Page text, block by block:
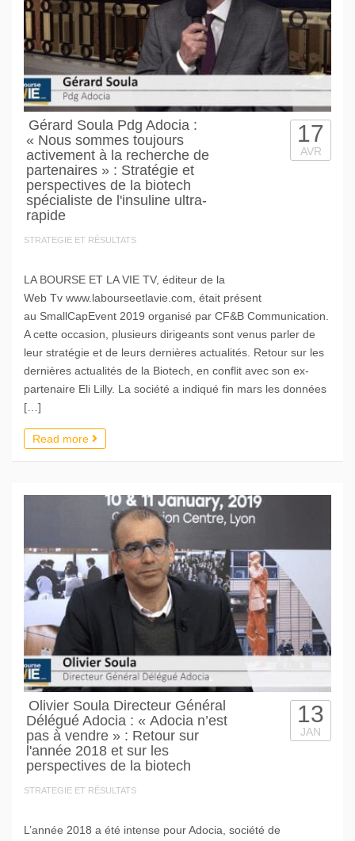
Gérard Soula Pdg Adocia :
« Nous sommes toujours
activement à la recherche de
partenaires » : Stratégie et
perspectives de la biotech
spécialiste de l'insuline ultra-
rapide
STRATEGIE ET RÉSULTATS
17
AVR
LA BOURSE ET LA VIE TV, éditeur de la
Web Tv www.labourseetlavie.com, était présent
au SmallCapEvent 2019 organisé par CF&B Communication.
A cette occasion, plusieurs dirigeants sont venus parler de
leur stratégie et de leurs dernières actualités. Retour sur les
dernières actualités de la Biotech, en conflit avec son ex-
partenaire Eli Lilly. La société a indiqué fin mars les données
[…]
Read more
Olivier Soula Directeur Général
Délégué Adocia : « Adocia n’est
pas à vendre » : Retour sur
l'année 2018 et sur les
perspectives de la biotech
STRATEGIE ET RÉSULTATS
13
JAN
L’année 2018 a été intense pour Adocia, société de